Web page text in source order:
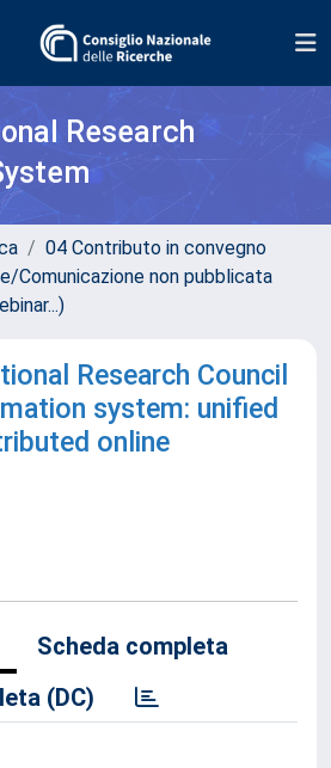
Research
04 Contributo in convegno
Comunicazione non pubblicata
Research Council
system: unified
online
Scheda completa
(DC)